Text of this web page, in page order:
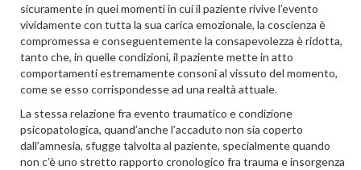
sicuramente in quei momenti in cui il paziente rivive l’evento
vividamente con tutta la sua carica emozionale, la coscienza è
compromessa e conseguentemente la consapevolezza è ridotta,
tanto che, in quelle condizioni, il paziente mette in atto
comportamenti estremamente consoni al vissuto del momento,
come se esso corrispondesse ad una realtà attuale.
La stessa relazione fra evento traumatico e condizione
psicopatologica, quand’anche l’accaduto non sia coperto
dall’amnesia, sfugge talvolta al paziente, specialmente quando
non c’è uno stretto rapporto cronologico fra trauma e insorgenza